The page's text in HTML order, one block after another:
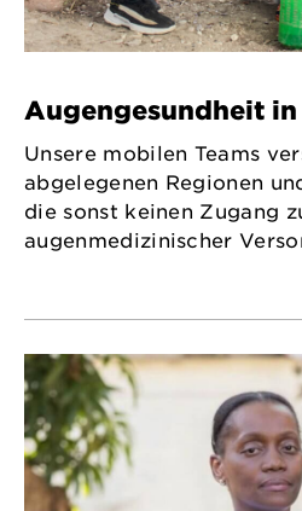
Augengesundheit
Unsere mobilen Teams
abgelegenen Regionen
die sonst keinen Zugang
augenmedizinischer